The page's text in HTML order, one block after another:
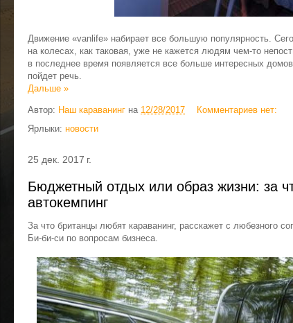
Движение «vanlife» набирает все большую популярность.
на колесах, как таковая, уже не кажется людям чем-то
в последнее время появляется все больше интересных
пойдет речь.
Дальше »
Автор: Наш караванинг на 12/28/2017
Комментариев нет:
Ярлыки: новости
25 дек. 2017 г.
Бюджетный отдых или образ жизни: за
автокемпинг
За что британцы любят караванинг, расскажет с любезного
Би-би-си по вопросам бизнеса.